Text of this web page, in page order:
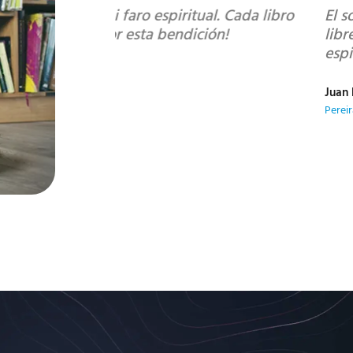
Cada libro El soporte excepcional y la
librería sea una experiencia
espiritualidad. ¡Gracias por